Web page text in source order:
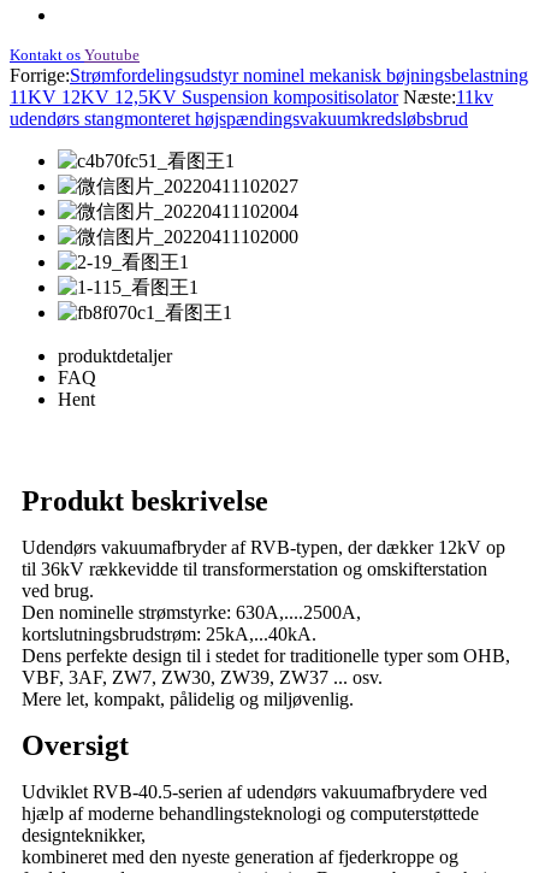
Kontakt os Youtube
Forrige:Strømfordelingsudstyr nominel mekanisk bøjningsbelastning
11KV 12KV 12,5KV Suspension kompositisolator Næste:11kv
udendørs stangmonteret højspændingsvakuumkredsløbsbrud
produktdetaljer
FAQ
Hent
Produkt beskrivelse
Udendørs vakuumafbryder af RVB-typen, der dækker 12kV op
til 36kV rækkevidde til transformerstation og omskifterstation
ved brug.
Den nominelle strømstyrke: 630A,....2500A,
kortslutningsbrudstrøm: 25kA,...40kA.
Dens perfekte design til i stedet for traditionelle typer som OHB,
VBF, 3AF, ZW7, ZW30, ZW39, ZW37 ... osv.
Mere let, kompakt, pålidelig og miljøvenlig.
Oversigt
Udviklet RVB-40.5-serien af ​​udendørs vakuumafbrydere ved
hjælp af moderne behandlingsteknologi og computerstøttede
designteknikker,
kombineret med den nyeste generation af fjederkroppe og